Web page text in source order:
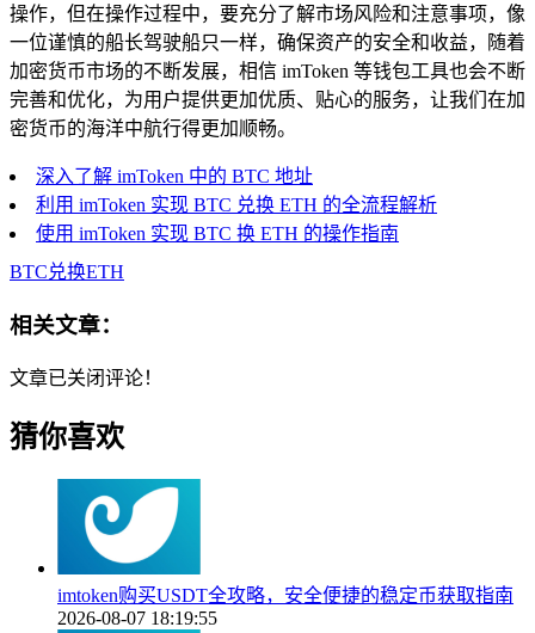
操作，但在操作过程中，要充分了解市场风险和注意事项，像
一位谨慎的船长驾驶船只一样，确保资产的安全和收益，随着
加密货币市场的不断发展，相信 imToken 等钱包工具也会不断
完善和优化，为用户提供更加优质、贴心的服务，让我们在加
密货币的海洋中航行得更加顺畅。
深入了解 imToken 中的 BTC 地址
利用 imToken 实现 BTC 兑换 ETH 的全流程解析
使用 imToken 实现 BTC 换 ETH 的操作指南
BTC兑换ETH
相关文章：
文章已关闭评论！
猜你喜欢
imtoken购买USDT全攻略，安全便捷的稳定币获取指南
2026-08-07 18:19:55